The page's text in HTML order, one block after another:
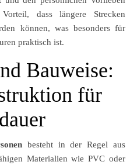
dass längere Strecken
können, was besonders für
praktisch ist.
Bauweise:
für
besteht in der Regel aus
Materialien wie PVC oder